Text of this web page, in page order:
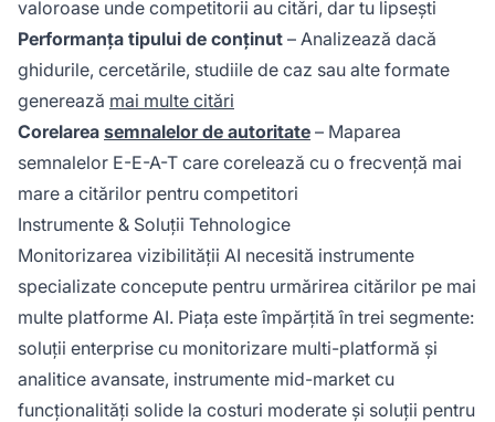
valoroase unde competitorii au citări, dar tu lipsești
Performanța tipului de conținut – Analizează dacă
ghidurile, cercetările, studiile de caz sau alte formate
generează mai multe citări
Corelarea semnalelor de autoritate – Maparea
semnalelor E-E-A-T care corelează cu o frecvență mai
mare a citărilor pentru competitori
Instrumente & Soluții Tehnologice
Monitorizarea vizibilității AI necesită instrumente
specializate concepute pentru urmărirea citărilor pe mai
multe platforme AI. Piața este împărțită în trei segmente:
soluții enterprise cu monitorizare multi-platformă și
analitice avansate, instrumente mid-market cu
funcționalități solide la costuri moderate și soluții pentru